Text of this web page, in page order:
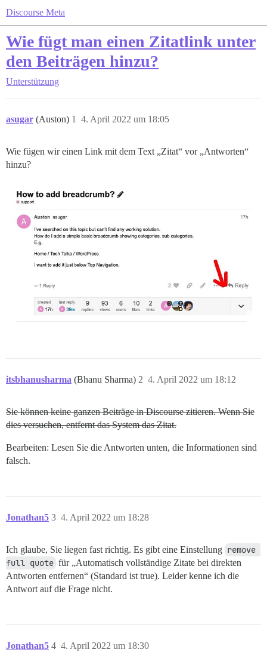
Discourse Meta
Wie fügt man einen Zitatlink unter
den Beiträgen hinzu?
Unterstützung
asugar (Auston) 4. April 2022 um 18:05
1
Wie fügen wir einen Link mit dem Text „Zitat“ vor „Antworten“
hinzu?
itsbhanusharma (Bhanu Sharma) 4. April 2022 um 18:12
2
Sie können keine ganzen Beiträge in Discourse zitieren. Wenn Sie
dies versuchen, entfernt das System das Zitat.
Bearbeiten: Lesen Sie die Antworten unten, die Informationen sind
falsch.
Jonathan5 4. April 2022 um 18:28
3
Ich glaube, Sie liegen fast richtig. Es gibt eine Einstellung remove
full quote für „Automatisch vollständige Zitate bei direkten
Antworten entfernen“ (Standard ist true). Leider kenne ich die
Antwort auf die Frage nicht.
Jonathan5 4. April 2022 um 18:30
4